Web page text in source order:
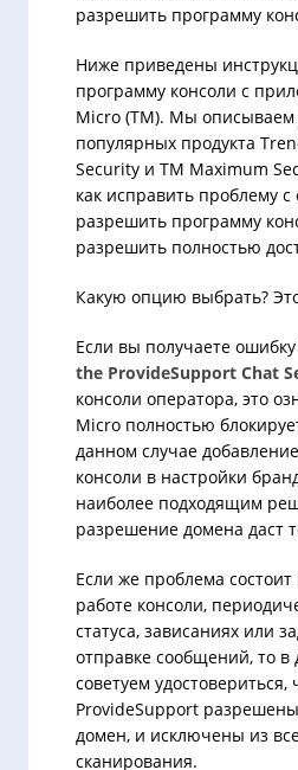
разрешить программу
Ниже приведены
программу консоли с
Micro (TM). Мы описываем
популярных продукта
Security и TM Maximum
как исправить проблему
разрешить программу
разрешить полностью
Какую опцию выбрать?
Если вы получаете
the ProvideSupport Chat
консоли оператора, это
Micro полностью
данном случае
консоли в настройки
наиболее подходящим
разрешение домена даст
Если же проблема
работе консоли,
статуса, зависаниях или
отправке сообщений, то
советуем
ProvideSupport
домен, и исключены из
сканирования.